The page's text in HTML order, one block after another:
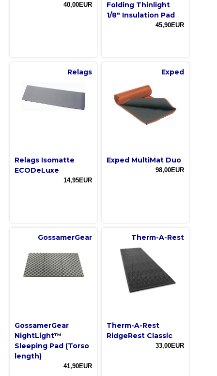
40,00EUR
Folding Thinlight
1/8" Insulation Pad
45,90EUR
Relags
Relags Isomatte
ECODeLuxe
14,95EUR
Exped
Exped MultiMat Duo
98,00EUR
GossamerGear
GossamerGear
NightLight™
Sleeping Pad (Torso
length)
41,90EUR
Therm-A-Rest
Therm-A-Rest
RidgeRest Classic
33,00EUR